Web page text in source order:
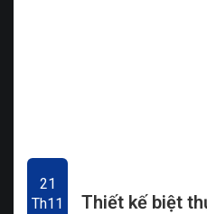
Thiết kế biệt
21
Th11